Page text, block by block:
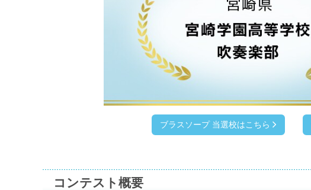
ブラスソープ 当選校はこちら
コンテスト概要